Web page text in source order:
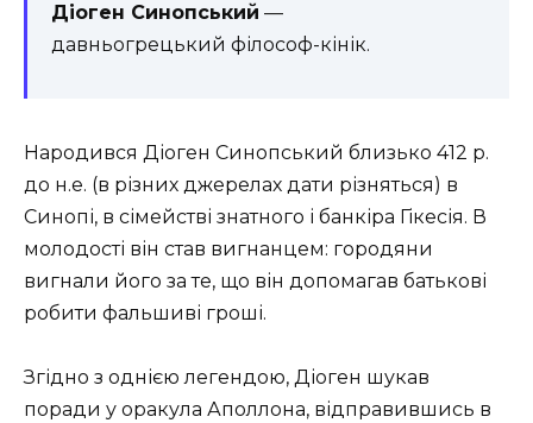
Діоген Синопський —
давньогрецький філософ-кінік.
Народився Діоген Синопський близько 412 р.
до н.е. (в різних джерелах дати різняться) в
Синопі, в сімействі знатного і банкіра Гікесія. В
молодості він став вигнанцем: городяни
вигнали його за те, що він допомагав батькові
робити фальшиві гроші.
Згідно з однією легендою, Діоген шукав
поради у оракула Аполлона, відправившись в